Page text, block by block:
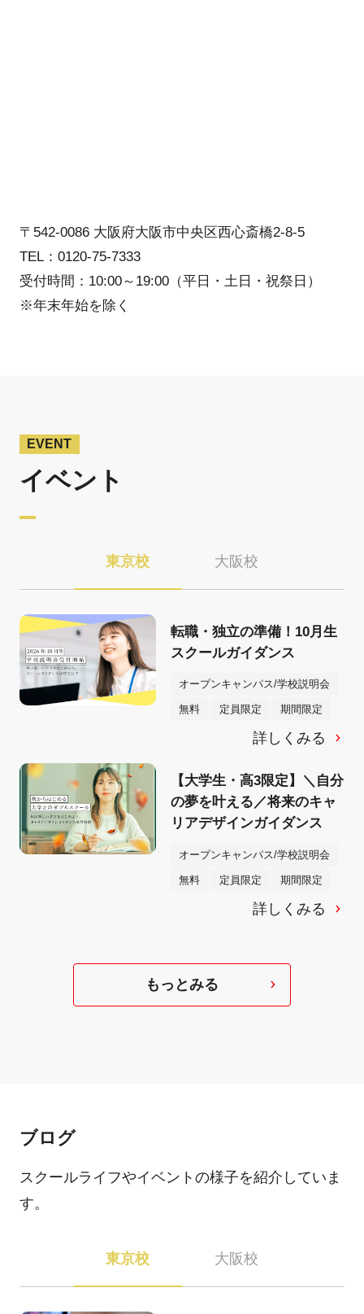
〒542-0086 大阪府大阪市中央区西心斎橋2-8-5
TEL：0120-75-7333
受付時間：10:00～19:00（平日・土日・祝祭日）
※年末年始を除く
EVENT
イベント
東京校 大阪校
転職・独立の準備！10月生
スクールガイダンス
オープンキャンパス/学校説明会
無料 定員限定 期間限定
詳しくみる
【大学生・高3限定】＼自分
の夢を叶える／将来のキャ
リアデザインガイダンス
オープンキャンパス/学校説明会
無料 定員限定 期間限定
詳しくみる
もっとみる
ブログ
スクールライフやイベントの様子を紹介していま
す。
東京校 大阪校